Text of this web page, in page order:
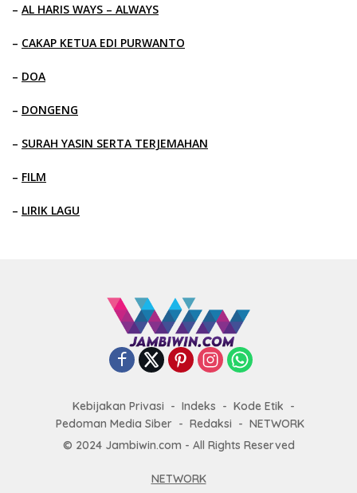
– AL HARIS WAYS – ALWAYS
– CAKAP KETUA EDI PURWANTO
– DOA
– DONGENG
– SURAH YASIN SERTA TERJEMAHAN
– FILM
– LIRIK LAGU
Kebijakan Privasi Indeks
Kode Etik
Pedoman Media Siber
Redaksi
NETWORK
© 2024 Jambiwin.com - All Rights Reserved
NETWORK